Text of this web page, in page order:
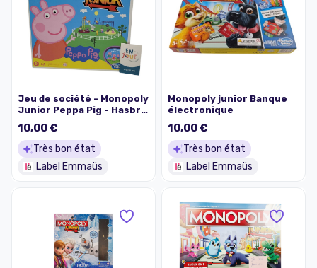
Jeu de société - Monopoly
Junior Peppa Pig - Hasbro
Gaming - À partir de 5 ans.
10,00 €
Très bon état
Label Emmaüs
Monopoly junior Banque
électronique
10,00 €
Très bon état
Label Emmaüs